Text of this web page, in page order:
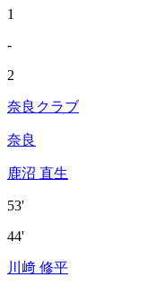
1
-
2
奈良クラブ
奈良
鹿沼 直生
53'
44'
川﨑 修平